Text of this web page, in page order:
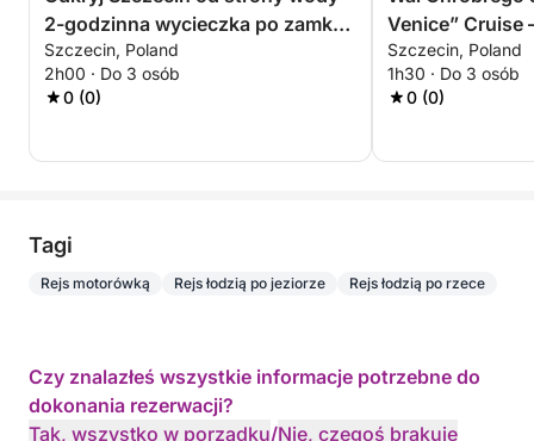
2-godzinna wycieczka po zamku i
wyspie
Szczecin, Poland
2h00 · Do 3 osób
0 (0)
Venice” Cruise
Experience
Szczecin, Poland
1h30 · Do 3 osób
0 (0)
Tagi
Rejs motorówką Rejs łodzią po jeziorze Rejs łodzią po rzece
Czy znalazłeś wszystkie informacje potrzebne do
dokonania rezerwacji?
Tak, wszystko w porządku/Nie, czegoś brakuje